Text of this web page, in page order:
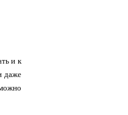
и к
даже